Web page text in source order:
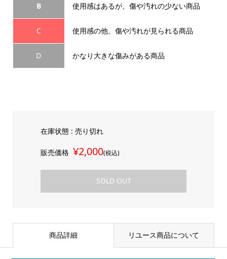
B 使用感はあるが、傷や汚れの少ない商品
C 使用感の他、傷や汚れが見られる商品
D かなり大きな傷みがある商品
在庫状態 : 売り切れ
販売価格 ¥2,000(税込)
SOLD OUT
商品詳細 リユース商品について